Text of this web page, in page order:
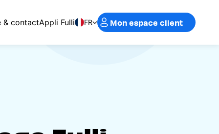
& contactAppli Fulli FR Mon espace client